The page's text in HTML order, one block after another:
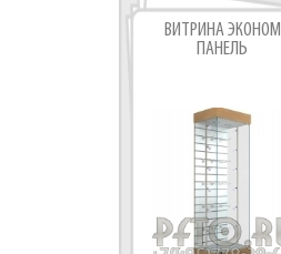
ВИТРИНА ЭКОНОМ
ПАНЕЛЬ